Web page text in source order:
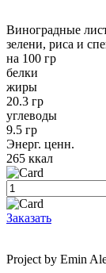
Виноградные
зелени, риса и
на 100 гр
белки
жиры
20.3 гр
углеводы
9.5 гр
Энерг. ценн.
265 ккал
Заказать
Project by Emin